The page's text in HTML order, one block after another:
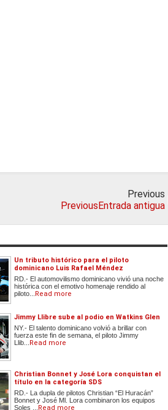
Previous
PreviousEntrada antigua
Un tributo histórico para el piloto
dominicano Luis Rafael Méndez
RD.- El automovilismo dominicano vivió una noche
histórica con el emotivo homenaje rendido al
piloto...
Read more
Jimmy Llibre sube al podio en Watkins Glen
NY.- El talento dominicano volvió a brillar con
fuerza este fin de semana, el piloto Jimmy
Llib...
Read more
Christian Bonnet y José Lora conquistan el
título en la categoría SDS
RD.- La dupla de pilotos Christian “El Huracán”
Bonnet y José Ml. Lora combinaron los equipos
Soles ...
Read more